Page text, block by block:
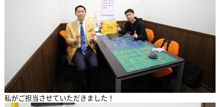
私がご担当させていただきました！